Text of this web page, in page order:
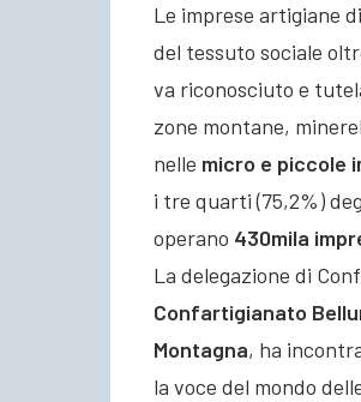
Le imprese artigiane
del tessuto sociale
va riconosciuto e
zone montane,
nelle micro e piccole
i tre quarti (75,2%)
operano 430mila
La delegazione di
Confartigianato
Montagna, ha
la voce del mondo